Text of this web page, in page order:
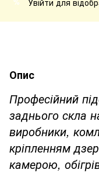
Опис
Професійний
заднього скла
виробники,
кріпленням
камерою,